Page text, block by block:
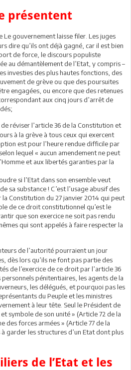
présentent
gouvernement laisse filer. Les juges
dire qu’ils ont déjà gagné, car il est bien
de force, le discours populiste
au démantèlement de l’Etat, y compris –
investies des plus hautes fonctions, des
de grève ou que des poursuites
engagées, ou encore que des retenues
aux cinq jours d’arrêt de
réviser l’article 36 de la Constitution et
à la grève à tous ceux qui exercent
est pour l’heure rendue difficile par
lequel « aucun amendement ne peut
et aux libertés garanties par la
si l’Etat dans son ensemble veut
sa substance ! C’est l’usage abusif des
Constitution du 27 janvier 2014 qui peut
de ce droit constitutionnel qu’est le
que son exercice ne soit pas rendu
qui sont appelés à faire respecter la
de l’autorité pourraient un jour
dès lors qu’ils ne font pas partie des
de l’exercice de ce droit par l’article 36
pénitentiaires, les agents de la
les délégués, et pourquoi pas les
du Peuple et les ministres
à leur tête. Seul le Président de
symbole de son unité » (Article 72 de la
des forces armées » (Article 77 de la
garder les structures d’un Etat dont plus
de l’Etat et les